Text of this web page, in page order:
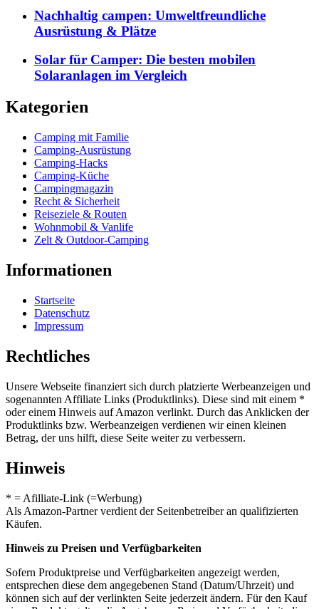
Nachhaltig campen: Umweltfreundliche
Ausrüstung & Plätze
Solar für Camper: Die besten mobilen
Solaranlagen im Vergleich
Kategorien
Camping mit Familie
Camping-Ausrüstung
Camping-Hacks
Camping-Küche
Campingmagazin
Recht & Sicherheit
Reiseziele & Routen
Wohnmobil & Vanlife
Zelt & Outdoor-Camping
Informationen
Startseite
Datenschutz
Impressum
Rechtliches
Unsere Webseite finanziert sich durch platzierte Werbeanzeigen und
sogenannten Affiliate Links (Produktlinks). Diese sind mit einem *
oder einem Hinweis auf Amazon verlinkt. Durch das Anklicken der
Produktlinks bzw. Werbeanzeigen verdienen wir einen kleinen
Betrag, der uns hilft, diese Seite weiter zu verbessern.
Hinweis
* = Afilliate-Link (=Werbung)
Als Amazon-Partner verdient der Seitenbetreiber an qualifizierten
Käufen.
Hinweis zu Preisen und Verfügbarkeiten
Sofern Produktpreise und Verfügbarkeiten angezeigt werden,
entsprechen diese dem angegebenen Stand (Datum/Uhrzeit) und
können sich auf der verlinkten Seite jederzeit ändern. Für den Kauf